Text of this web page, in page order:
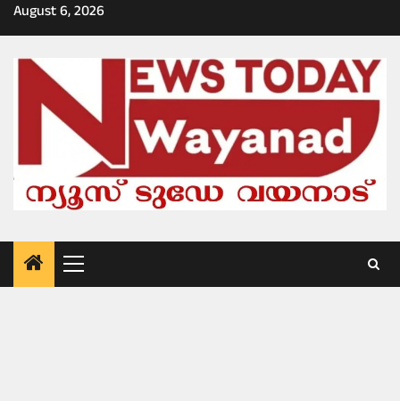
Skip
to
August 6, 2026
Primary
Menu